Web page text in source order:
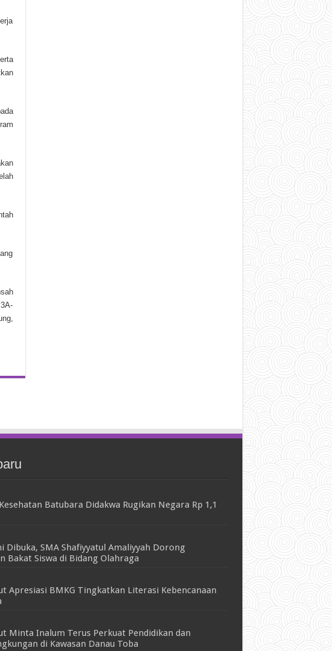
Batubara Didakwa Rugikan Negara Rp 1,1
Dibuka, SMA Shafiyyatul Amaliyyah Dorong
Bakat Siswa di Bidang Olahraga
Apresiasi BMKG Tingkatkan Literasi Kebencanaan
Minta Inalum Terus Perkuat Pendidikan dan
di Kawasan Danau Toba